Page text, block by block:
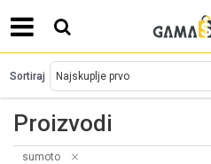
SIGURNO PLAĆANJE
Proizvodi
Sortiraj
sumoto